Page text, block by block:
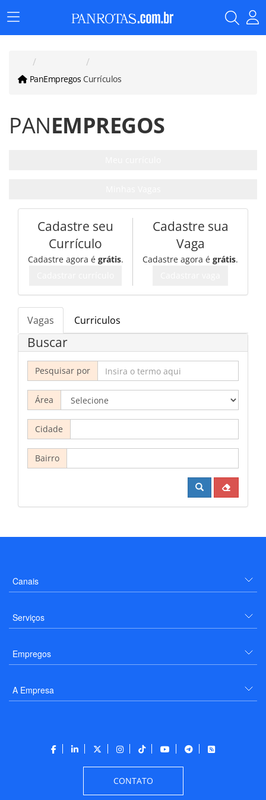
Menu
Principal
PanEmpregos Currículos
PANEMPREGOS
Cadastre seu
Currículo
Cadastre agora é grátis.
Cadastre sua
Vaga
Cadastre agora é grátis.
Vagas Curriculos
Buscar
Pesquisar por
Área
Cidade
Bairro
Canais
Serviços
Empregos
A Empresa
CONTATO